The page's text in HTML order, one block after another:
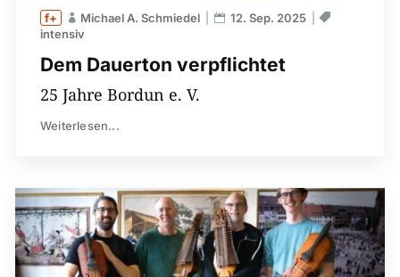
Dem Dauerton verpflichtet
Michael A. Schmiedel
12. Sep. 2025
intensiv
25 Jahre Bordun e. V.
Weiterlesen...